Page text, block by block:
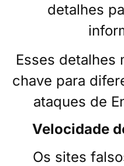
detalhes
Esses detalhes
chave para
ataques de
Velocidade
Os sites